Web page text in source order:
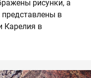
рисунки, а
в
Карелия в